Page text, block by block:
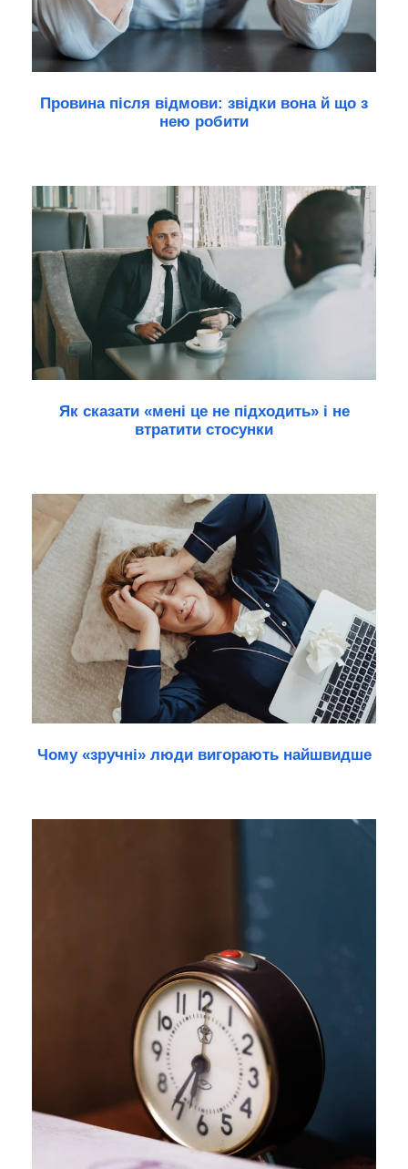
Провина після відмови: звідки вона й що з
нею робити
Як сказати «мені це не підходить» і не
втратити стосунки
Чому «зручні» люди вигорають найшвидше